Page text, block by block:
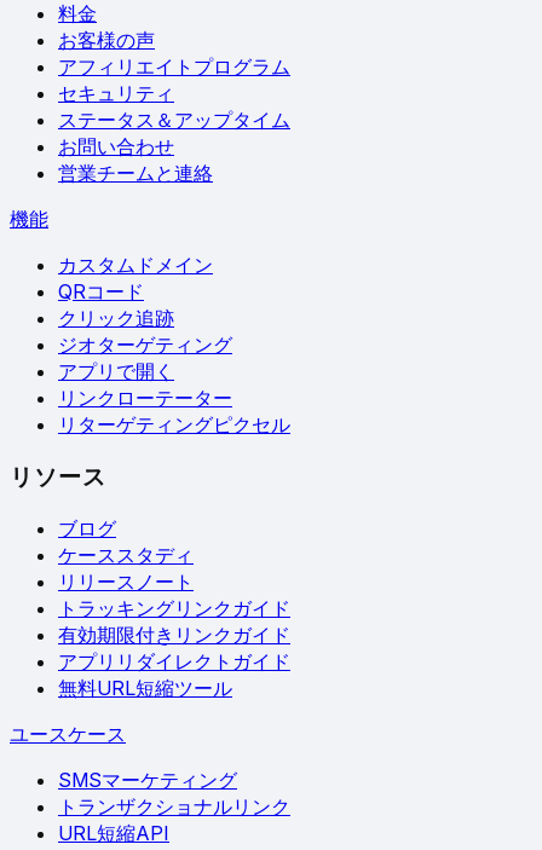
料金
お客様の声
アフィリエイトプログラム
セキュリティ
ステータス＆アップタイム
お問い合わせ
営業チームと連絡
機能
カスタムドメイン
QRコード
クリック追跡
ジオターゲティング
アプリで開く
リンクローテーター
リターゲティングピクセル
リソース
ブログ
ケーススタディ
リリースノート
トラッキングリンクガイド
有効期限付きリンクガイド
アプリリダイレクトガイド
無料URL短縮ツール
ユースケース
SMSマーケティング
トランザクショナルリンク
URL短縮API